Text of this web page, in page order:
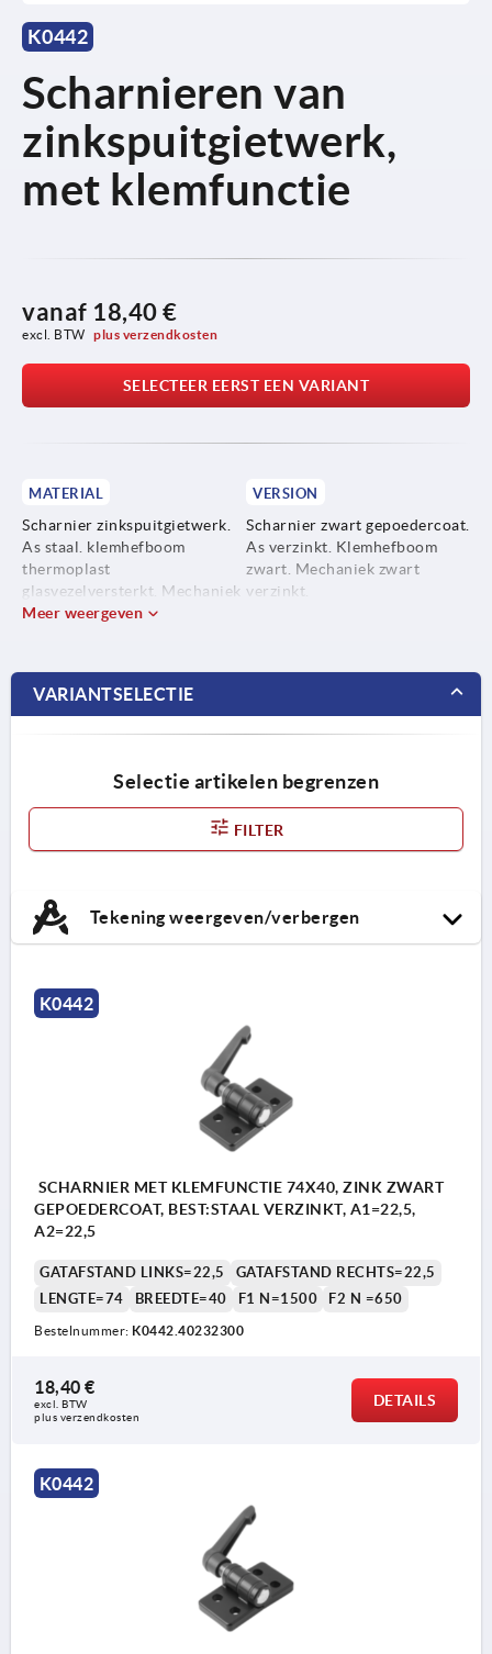
K0442
Scharnieren van
zinkspuitgietwerk,
met klemfunctie
vanaf 18,40 €
excl. BTW plus verzendkosten
SELECTEER EERST EEN VARIANT
MATERIAL
Scharnier zinkspuitgietwerk.
As staal. klemhefboom
thermoplast
glasvezelversterkt. Mechaniek
staal.
VERSION
Scharnier zwart gepoedercoat.
As verzinkt. Klemhefboom
zwart. Mechaniek zwart
verzinkt.
Meer weergeven
VARIANTSELECTIE
Selectie artikelen begrenzen
FILTER
Tekening weergeven/verbergen
K0442
SCHARNIER MET KLEMFUNCTIE 74X40, ZINK ZWART
GEPOEDERCOAT, BEST:STAAL VERZINKT, A1=22,5,
A2=22,5
GATAFSTAND LINKS=22,5
GATAFSTAND RECHTS=22,5
LENGTE=74
BREEDTE=40 F1 N=1500 F2 N =650
Bestelnummer: K0442.40232300
18,40 €
excl. BTW
plus verzendkosten
DETAILS
K0442